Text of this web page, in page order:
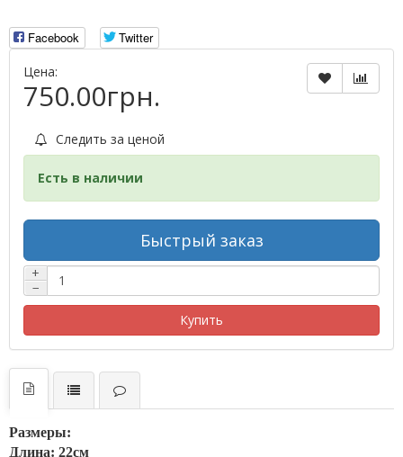
Facebook
Twitter
Цена:
750.00грн.
Следить за ценой
Есть в наличии
Быстрый заказ
+
−
Купить
Размеры:
Длина: 22см